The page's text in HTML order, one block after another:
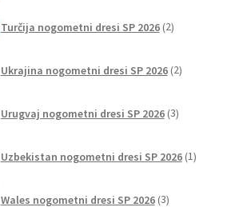
Turčija nogometni dresi SP 2026 2izdelka
Ukrajina nogometni dresi SP 2026 2izdelka
Urugvaj nogometni dresi SP 2026 3izdelki
Uzbekistan nogometni dresi SP 2026 1izdelek
Wales nogometni dresi SP 2026 3izdelki